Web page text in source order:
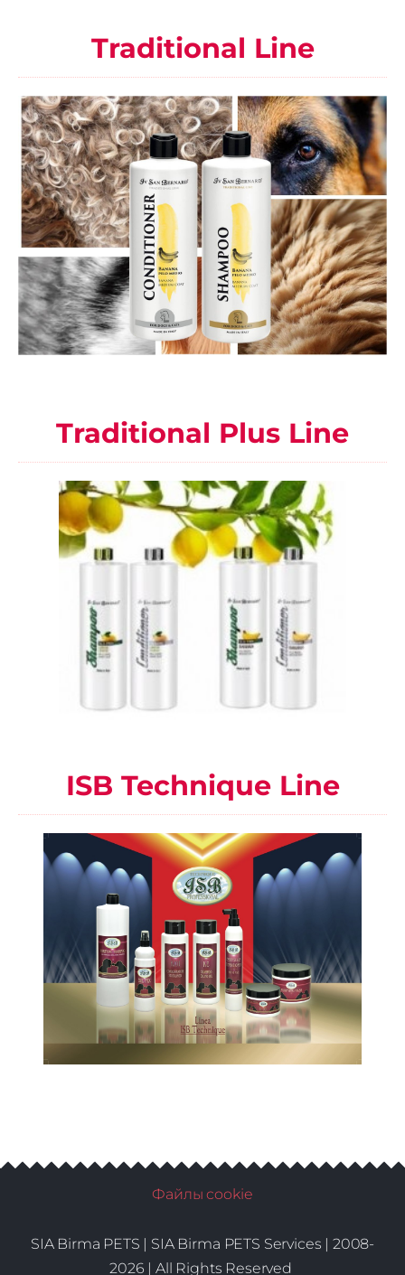
Traditional Line
Traditional Plus Line
ISB Technique Line
Файлы cookie
SIA Birma PETS | SIA Birma PETS Services | 2008-
2026 | All Rights Reserved